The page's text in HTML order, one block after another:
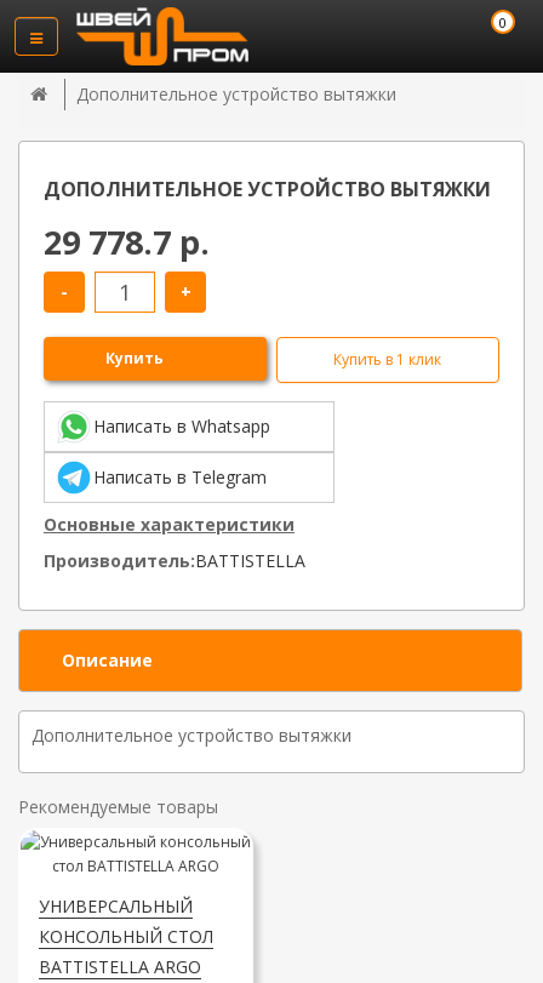
0
Дополнительное устройство вытяжки
ДОПОЛНИТЕЛЬНОЕ УСТРОЙСТВО ВЫТЯЖКИ
29 778.7 р.
- +
Купить в 1 клик
Купить
Написать в Whatsapp
Написать в Telegram
Основные характеристики
Производитель:BATTISTELLA
Описание
Дополнительное устройство вытяжки
Рекомендуемые товары
УНИВЕРСАЛЬНЫЙ
КОНСОЛЬНЫЙ СТОЛ
BATTISTELLA ARGO